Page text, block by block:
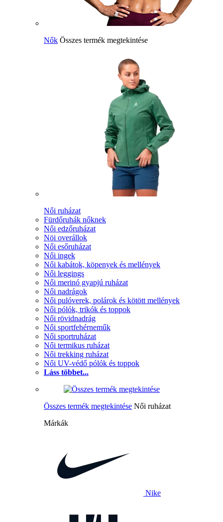
Nők Összes termék megtekintése
Női ruházat
Fürdőruhák nőknek
Női edzőruházat
Nöi overállok
Női esőruházat
Női ingek
Női kabátok, köpenyek és mellények
Női leggings
Női merinó gyapjú ruházat
Női nadrágok
Női pulóverek, polárok és kötött mellények
Női pólók, trikók és toppok
Női rövidnadrág
Női sportfehérneműk
Női sportruházat
Női termikus ruházat
Női trekking ruházat
Női UV-védő pólók és toppok
Láss többet...
Összes termék megtekintése Női ruházat
Márkák
Nike